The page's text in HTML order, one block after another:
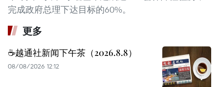
完成政府总理下达目标的60%。
更多
☕️越通社新闻下午茶（2026.8.8）
08/08/2026 12:12